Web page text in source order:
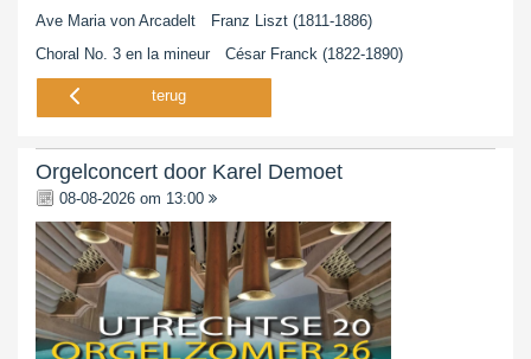
Ave Maria von Arcadelt Franz Liszt (1811-1886)
Choral No. 3 en la mineur César Franck (1822-1890)
terug
Orgelconcert door Karel Demoet
08-08-2026 om 13:00